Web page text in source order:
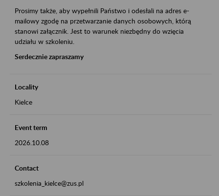
Prosimy także, aby wypełnili Państwo i odesłali na adres e-
mailowy zgodę na przetwarzanie danych osobowych, którą
stanowi załącznik. Jest to warunek niezbędny do wzięcia
udziału w szkoleniu.
Serdecznie zapraszamy
Locality
Kielce
Event term
2026.10.08
Contact
szkolenia_kielce@zus.pl